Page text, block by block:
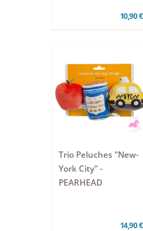
10,90 €
Trio Peluches "New-
York City" -
PEARHEAD
14,90 €